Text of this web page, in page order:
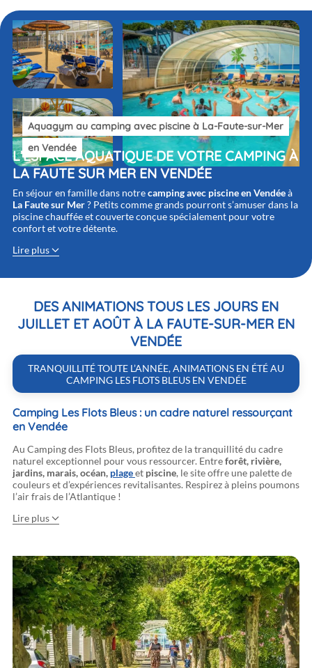
Aquagym au camping avec piscine à La-Faute-sur-Mer
en Vendée
L’ESPACE AQUATIQUE DE VOTRE CAMPING À
LA FAUTE SUR MEREN VENDÉE
En séjour en famille dans notrecamping avec piscine en Vendéeà
La Faute sur Mer? Petits comme grands pourront s’amuser dans la
piscine chauffée et couverte conçue spécialement pour votre
confort et votre détente.
Lire plus
DES ANIMATIONS TOUS LES JOURS EN
JUILLET ET AOÛT À LA FAUTE-SUR-MER EN
VENDÉE
TRANQUILLITÉ TOUTE L’ANNÉE, ANIMATIONS EN ÉTÉ AU
CAMPING LES FLOTS BLEUS EN VENDÉE
Camping Les Flots Bleus : un cadre naturel ressourçant
en Vendée
Au Camping des Flots Bleus, profitez de la tranquillité du cadre
naturel exceptionnel pour vous ressourcer. Entreforêt, rivière,
jardins, marais, océan, plageet piscine, le site offre une palette de
couleurs et d’expériences revitalisantes. Respirez à pleins poumons
l’air frais de l’Atlantique !
Lire plus